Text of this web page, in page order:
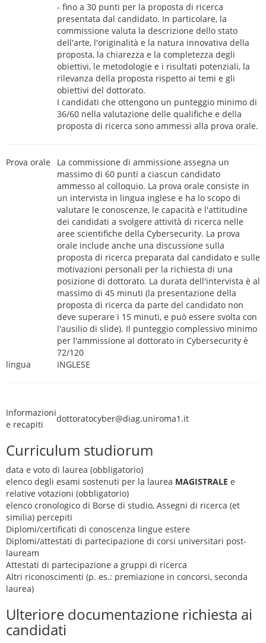
- fino a 30 punti per la proposta di ricerca
presentata dal candidato. In particolare, la
commissione valuta la descrizione dello stato
dell'arte, l'originalità e la natura innovativa della
proposta, la chiarezza e la completezza degli
obiettivi, le metodologie e i risultati potenziali, la
rilevanza della proposta rispetto ai temi e gli
obiettivi del dottorato.
I candidati che ottengono un punteggio minimo di
36/60 nella valutazione delle qualifiche e della
proposta di ricerca sono ammessi alla prova orale.
Prova orale
La commissione di ammissione assegna un
massimo di 60 punti a ciascun candidato
ammesso al colloquio. La prova orale consiste in
un intervista in lingua inglese e ha lo scopo di
valutare le conoscenze, le capacità e l'attitudine
dei candidati a svolgere attività di ricerca nelle
aree scientifiche della Cybersecurity. La prova
orale include anche una discussione sulla
proposta di ricerca preparata dal candidato e sulle
motivazioni personali per la richiesta di una
posizione di dottorato. La durata dell'intervista è al
massimo di 45 minuti (la presentazione della
proposta di ricerca da parte del candidato non
deve superare i 15 minuti, e può essere svolta con
l'ausilio di slide). Il punteggio complessivo minimo
per l'ammissione al dottorato in Cybersecurity è
72/120
lingua
INGLESE
Informazioni
e recapiti
dottoratocyber@diag.uniroma1.it
Curriculum studiorum
data e voto di laurea (obbligatorio)
elenco degli esami sostenuti per la laurea MAGISTRALE e
relative votazioni (obbligatorio)
elenco cronologico di Borse di studio, Assegni di ricerca (et
similia) percepiti
Diplomi/certificati di conoscenza lingue estere
Diplomi/attestati di partecipazione di corsi universitari post-
lauream
Attestati di partecipazione a gruppi di ricerca
Altri riconoscimenti (p. es.: premiazione in concorsi, seconda
laurea)
Ulteriore documentazione richiesta ai
candidati